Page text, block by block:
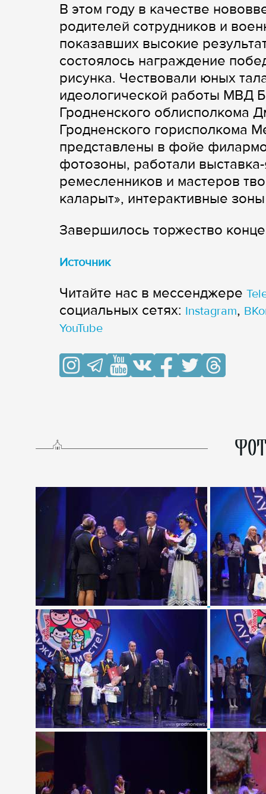
В этом году в качестве
родителей сотрудников и
показавших высокие
состоялось награждение
рисунка. Чествовали юных
идеологической работы МВД
Гродненского облисполкома
Гродненского горисполкома
представлены в фойе
фотозоны, работали
ремесленников и мастеров
каларыт», интерактивные
Завершилось торжество
Источник
Читайте нас в мессенджере
cоциальных сетях: Instagram,
YouTube